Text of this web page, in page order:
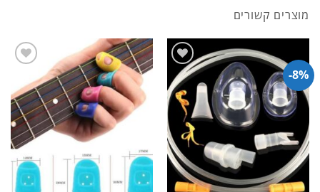
מוצרים קשורים
8%-